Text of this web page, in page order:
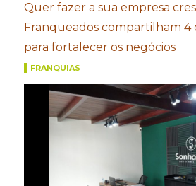
Quer fazer a sua empresa
Franqueados compartilham 4
para fortalecer os negócios
FRANQUIAS